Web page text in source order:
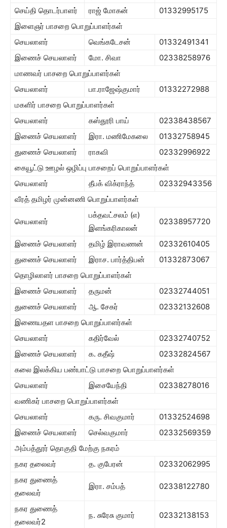
செய்தி தொடர்பாளர்
ராஜ் மோகன்
01332995175
இளைஞர் பாசறை பொறுப்பாளர்கள்
செயலாளர்
வெங்கடேசன்
01332491341
இணைச் செயலாளர்
மோ. சிவா
02338258976
மாணவர் பாசறை பொறுப்பாளர்கள்
செயலாளர்
பா.ராஜேஷ்குமார்
01332272988
மகளிர் பாசறை பொறுப்பாளர்கள்
செயலாளர்
கஸ்தூரி பாய்
02338438567
இணைச் செயலாளர்
இரா. மணிமேகலை
01332758945
துணைச் செயலாளர்
ராகவி
02332996922
கையூட்டு ஊழல் ஒழிப்பு பாசறைப் பொறுப்பாளர்கள்
செயலாளர்
தீபக் விக்ராந்த்
02332943356
வீரத் தமிழர் முன்னணி பொறுப்பாளர்கள்
செயலாளர்
பக்தவட்சலம் (எ)
இளங்கரிகாலன்
02338957720
இணைச் செயலாளர் தமிழ் இராவணன்
02332610405
துணைச் செயலாளர்
இராச. பார்த்திபன்
01332873067
தொழிலாளர் பாசறை பொறுப்பாளர்கள்
இணைச் செயலாளர்
தருமன்
02332744051
துணைச் செயலாளர்
ஆ. சேகர்
02332132608
இணையதள பாசறை பொறுப்பாளர்கள்
செயலாளர்
கதிர்வேல்
02332740752
இணைச் செயலாளர்
க. கதீஷ்
02332824567
கலை இலக்கிய பண்பாட்டு பாசறை பொறுப்பாளர்கள்
செயலாளர்
இசையேந்தி
02338278016
வணிகர் பாசறை பொறுப்பாளர்கள்
செயலாளர்
கரு. சிவகுமார்
01332524698
இணைச் செயலாளர்
செல்வகுமார்
02332569359
அம்பத்தூர் தொகுதி மேற்கு நகரம்
நகர தலைவர்
த. குபேரன்
02332062995
நகர துணைத்
தலைவர்
இரா. சம்பத் 02338122780
நகர துணைத்
தலைவர்2
ந. சுரேசு குமார் 02332138153